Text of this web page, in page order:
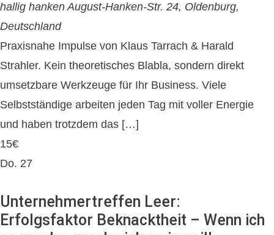
hallig hankenAugust-Hanken-Str. 24, Oldenburg,
Deutschland
Praxisnahe Impulse von Klaus Tarrach & Harald
Strahler. Kein theoretisches Blabla, sondern direkt
umsetzbare Werkzeuge für Ihr Business. Viele
Selbstständige arbeiten jeden Tag mit voller Energie
und haben trotzdem das […]
15€
Do. 27
Unternehmertreffen Leer:
Erfolgsfaktor Beknacktheit – Wenn ich